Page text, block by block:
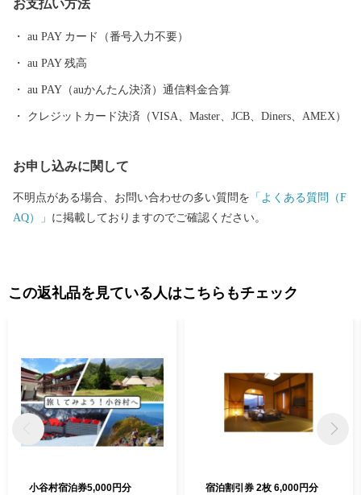
点施設Ｋａｔｅｒｉｅ（かてりえ）では、九州初の図書管理シス
で楽しめる空間が広がっています。 椎葉村は、『夢 生きがい
幸せかてーりの里・椎葉』（かてーりとは相互扶助の精神）をモ
ットーに、全国の皆さまへ精一杯の元気をお届け致します。
お支払い方法
au PAY カード（番号入力不要）
au PAY 残高
au PAY（auかんたん決済）通信料金合算
クレジットカード決済（VISA、Master、JCB、Diners、AMEX）
お申し込みに関して
不明点がある場合、お問い合わせの多い質問を 「よくある質問（F
AQ）」 に掲載しておりますのでご確認ください。
この返礼品を見ている人はこちらもチェック
小谷村宿泊券5,000円分
宿泊割引券 2枚 6,000円分